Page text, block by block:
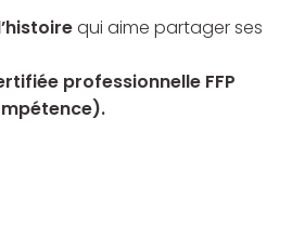
qui aime partager ses
professionnelle FFP